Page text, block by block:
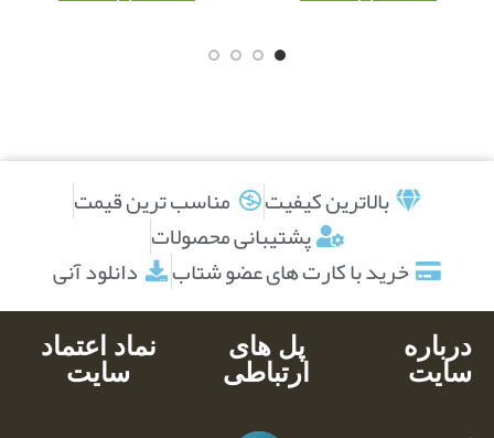
بالاترین کیفیت
مناسب ترین قیمت
پشتیبانی محصولات
خرید با کارت های عضو شتاب
دانلود آنی
درباره
سایت
پل های
ارتباطی
نماد اعتماد
سایت